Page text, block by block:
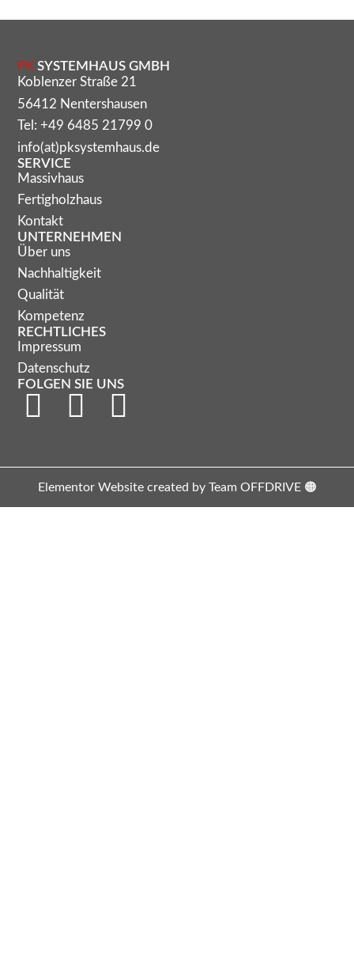
PK SYSTEMHAUS GMBH
Koblenzer Straße 21
56412 Nentershausen
Tel: +49 6485 21799 0
info(at)pksystemhaus.de
SERVICE
Massivhaus
Fertigholzhaus
Kontakt
UNTERNEHMEN
Über uns
Nachhaltigkeit
Qualität
Kompetenz
RECHTLICHES
Impressum
Datenschutz
FOLGEN SIE UNS
Elementor Website created by Team OFFDRIVE 🟠